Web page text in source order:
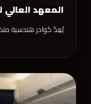
المعهد العالي
يُعِدّ كوادر هندسية